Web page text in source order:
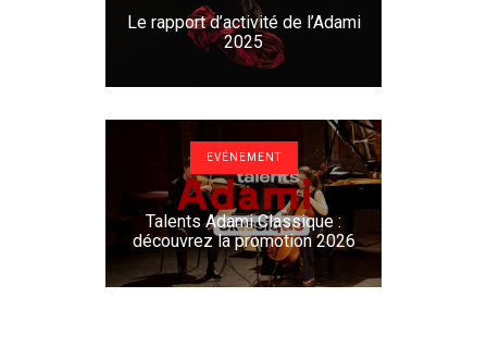
Le rapport d’activité de l’Adami
2025
EVÉNEMENT
Talents Adami Classique :
découvrez la promotion 2026